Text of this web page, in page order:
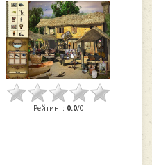
Рейтинг: 0.0/0